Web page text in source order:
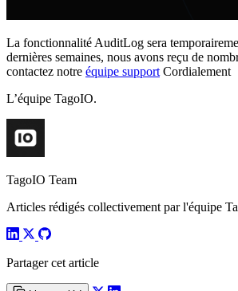
La fonctionnalité AuditLog sera
dernières semaines, nous avons reçu de
contactez notre équipe support Cordialement
L’équipe TagoIO.
TagoIO Team
Articles rédigés collectivement par l'équipe
Partager cet article